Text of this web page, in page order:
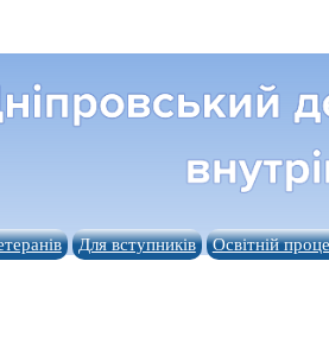
Для вступників Освітній